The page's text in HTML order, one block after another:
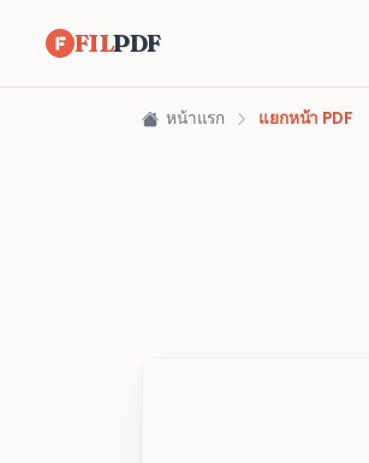
FILPDF
หน้าแรก แยกหน้า PDF